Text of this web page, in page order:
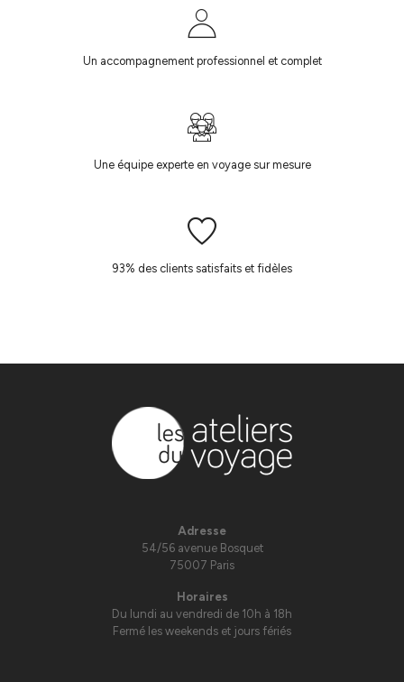
Un accompagnement professionnel et complet
Une équipe experte en voyage sur mesure
93% des clients satisfaits et fidèles
Adresse
54/56 avenue Bosquet
75007 Paris
Horaires
Du lundi au vendredi de 10h à 18h
Fermé les weekends et jours fériés